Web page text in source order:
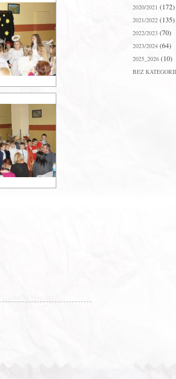
2020/2021 (172)
2021/2022 (135)
2022/2023 (70)
2023/2024 (64)
2025_2026 (10)
BEZ KATEGORII